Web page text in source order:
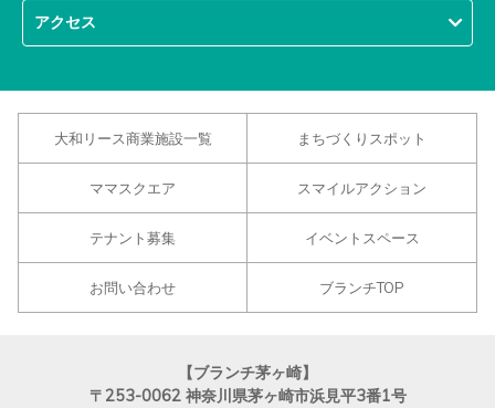
アクセス
大和リース商業施設一覧 まちづくりスポット
ママスクエア スマイルアクション
テナント募集 イベントスペース
お問い合わせ ブランチTOP
【ブランチ茅ヶ崎】
〒253-0062 神奈川県茅ヶ崎市浜見平3番1号